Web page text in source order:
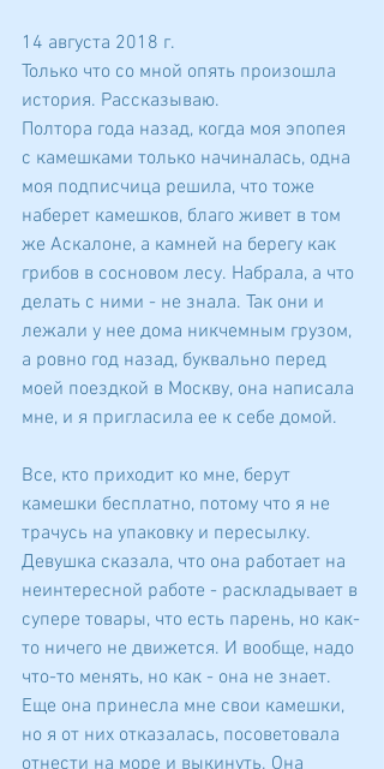
14 августа 2018 г.
Только что со мной опять произошла
история. Рассказываю.
Полтора года назад, когда моя эпопея
с камешками только начиналась, одна
моя подписчица решила, что тоже
наберет камешков, благо живет в том
же Аскалоне, а камней на берегу как
грибов в сосновом лесу. Набрала, а что
делать с ними - не знала. Так они и
лежали у нее дома никчемным грузом,
а ровно год назад, буквально перед
моей поездкой в Москву, она написала
мне, и я пригласила ее к себе домой.
Все, кто приходит ко мне, берут
камешки бесплатно, потому что я не
трачусь на упаковку и пересылку.
Девушка сказала, что она работает на
неинтересной работе - раскладывает в
супере товары, что есть парень, но как-
то ничего не движется. И вообще, надо
что-то менять, но как - она не знает.
Еще она принесла мне свои камешки,
но я от них отказалась, посоветовала
отнести на море и выкинуть. Она